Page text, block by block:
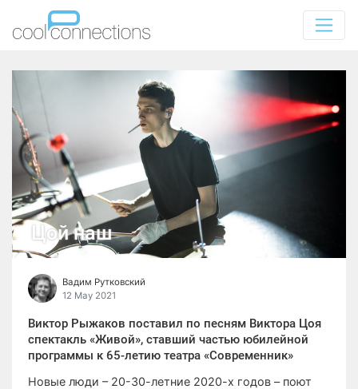
Цой наш
Вадим Рутковский
12 May 2021
Виктор Рыжаков поставил по песням Виктора Цоя
спектакль «Живой», ставший частью юбилейной
программы к 65-летию театра «Современник»
Новые люди – 20-30-летние 2020-х годов – поют